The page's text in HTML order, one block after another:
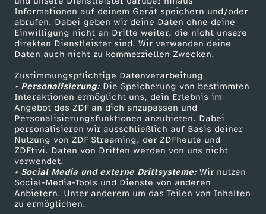
Informationen auf deinem Gerät speichern und/oder
abrufen. Dabei geben wir deine Daten ohne deine
Einwilligung nicht an Dritte weiter, die nicht unsere
direkten Dienstleister sind. Wir verwenden deine
Daten auch nicht zu kommerziellen Zwecken.
Zustimmungspflichtige Datenverarbeitung
• Personalisierung:Die Speicherung von bestimmten
Interaktionen ermöglicht uns, dein Erlebnis im
Angebot des ZDF an dich anzupassen und
Personalisierungsfunktionen anzubieten. Dabei
personalisieren wir ausschließlich auf Basis deiner
Nutzung von ZDF Streaming, der ZDFheute und
ZDFtivi. Daten von Dritten werden von uns nicht
verwendet.
• Social Media und externe Drittsysteme:Wir nutzen
Social-Media-Tools und Dienste von anderen
Anbietern. Unter anderem um das Teilen von Inhalten
zu ermöglichen.
u
d
i
o
d
a
b
ZDF-Apps
Smart TV
ZDFtext
Livestreams
Sendungen A-Z
TV-Programm
ZDFmitreden
Kontakt zum ZDF
Tickets
Zuschauerservice
Hilfe
ZDF Unternehmen
Karriere